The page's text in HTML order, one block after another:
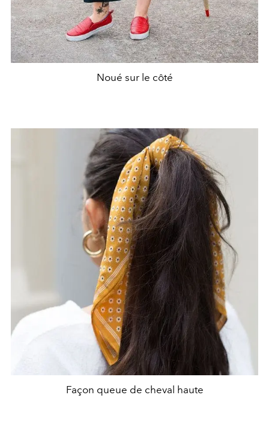
Noué sur le côté
Façon queue de cheval haute